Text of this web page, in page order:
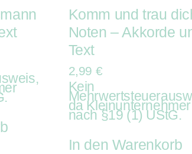
Komm und trau
Noten – Akkorde
Text
2,99 €
Kein
da Kleinunternehmer
nach §19 (1) UStG.
In den Warenkorb